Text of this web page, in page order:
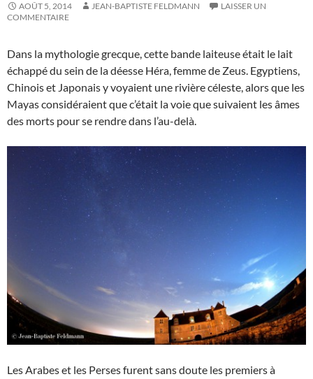
AOÛT 5, 2014 JEAN-BAPTISTE FELDMANN
LAISSER UN
COMMENTAIRE
Dans la mythologie grecque, cette bande laiteuse était le lait
échappé du sein de la déesse Héra, femme de Zeus. Egyptiens,
Chinois et Japonais y voyaient une rivière céleste, alors que les
Mayas considéraient que c’était la voie que suivaient les âmes
des morts pour se rendre dans l’au-delà.
Les Arabes et les Perses furent sans doute les premiers à